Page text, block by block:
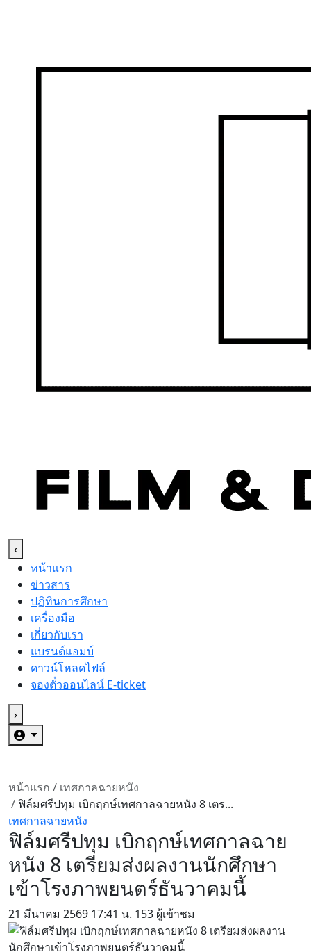
‹
หน้าแรก
ข่าวสาร
ปฏิทินการศึกษา
เครื่องมือ
เกี่ยวกับเรา
แบรนด์แอมบ์
ดาวน์โหลดไฟล์
จองตั๋วออนไลน์ E-ticket
›
หน้าแรก / เทศกาลฉายหนัง
/ฟิล์มศรีปทุม เบิกฤกษ์เทศกาลฉายหนัง 8 เตร...
เทศกาลฉายหนัง
ฟิล์มศรีปทุม เบิกฤกษ์เทศกาลฉาย
หนัง 8 เตรียมส่งผลงานนักศึกษา
เข้าโรงภาพยนตร์ธันวาคมนี้
21 มีนาคม 2569 17:41 น. 153 ผู้เข้าชม